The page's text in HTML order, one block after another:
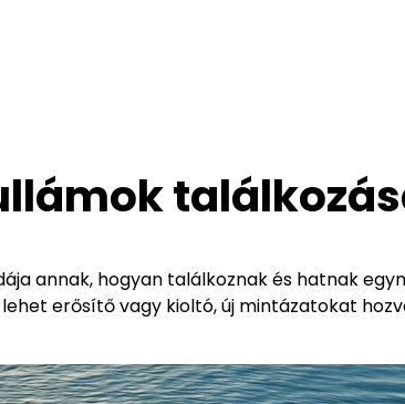
annak, hogyan találkoznak és hatnak
erősítő vagy kioltó, új mintázatokat